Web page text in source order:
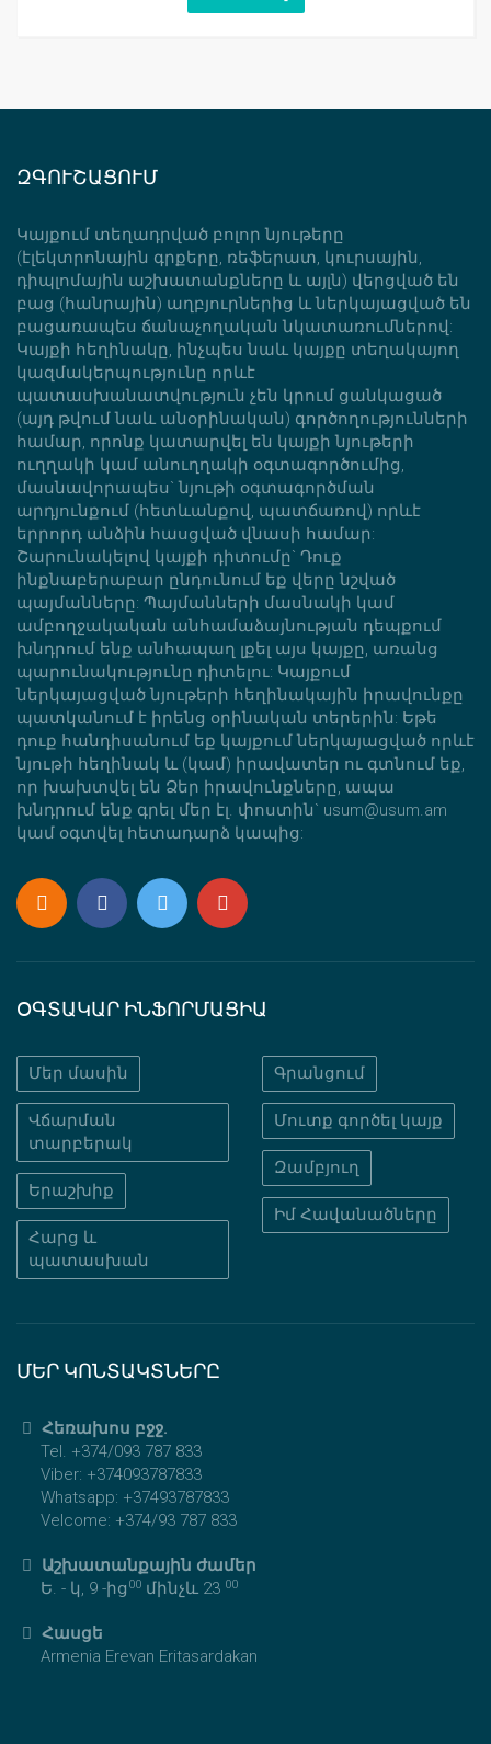
ԶԳՈՒՇԱՑՈՒՄ
Կայքում տեղադրված բոլոր նյութերը
(էլեկտրոնային գրքերը, ռեֆերատ, կուրսային,
դիպլոմային աշխատանքները և այլն) վերցված են
բաց (հանրային) աղբյուրներից և ներկայացված են
բացառապես ճանաչողական նկատառումներով:
Կայքի հեղինակը, ինչպես նաև կայքը տեղակայող
կազմակերպությունը որևէ
պատասխանատվություն չեն կրում ցանկացած
(այդ թվում նաև անօրինական) գործողությունների
համար, որոնք կատարվել են կայքի նյութերի
ուղղակի կամ անուղղակի օգտագործումից,
մասնավորապես` նյութի օգտագործման
արդյունքում (հետևանքով, պատճառով) որևէ
երրորդ անձին հասցված վնասի համար:
Շարունակելով կայքի դիտումը` Դուք
ինքնաբերաբար ընդունում եք վերը նշված
պայմանները: Պայմանների մասնակի կամ
ամբողջակական անհամաձայնության դեպքում
խնդրում ենք անհապաղ լքել այս կայքը, առանց
պարունակությունը դիտելու: Կայքում
ներկայացված նյութերի հեղինակային իրավունքը
պատկանում է իրենց օրինական տերերին: Եթե
դուք հանդիսանում եք կայքում ներկայացված որևէ
նյութի հեղինակ և (կամ) իրավատեր ու գտնում եք,
որ խախտվել են Ձեր իրավունքները, ապա
խնդրում ենք գրել մեր էլ. փոստին` usum@usum.am
կամ օգտվել հետադարձ կապից:
ՕԳՏԱԿԱՐ ԻՆՖՈՐՄԱՑԻԱ
Մեր մասին
Վճարման
տարբերակ
Երաշխիք
Հարց և
պատասխան
Գրանցում
Մուտք գործել կայք
Զամբյուղ
Իմ Հավանածները
ՄԵՐ ԿՈՆՏԱԿՏՆԵՐԸ
Հեռախոս բջջ.
Tel. +374/093 787 833
Viber: +374093787833
Whatsapp: +37493787833
Velcome: +374/93 787 833
Աշխատանքային ժամեր
Ե. - կ, 9 -ից 00 մինչև 23 00
Հասցե
Armenia Erevan Eritasardakan